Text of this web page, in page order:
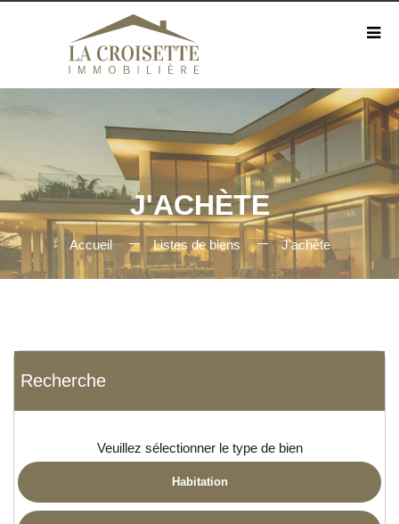
J'ACHÈTE
Accueil Listes de biens J'achète
Recherche
Veuillez sélectionner le type de bien
Habitation